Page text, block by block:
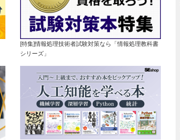
[特集]情報処理技術者試験対策なら「情報処理教科書
シリーズ」